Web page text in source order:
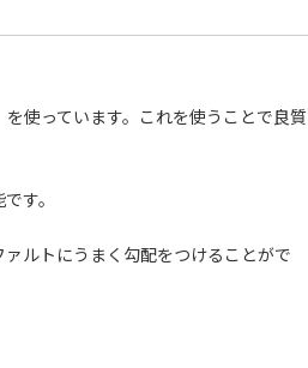
使っています。これを使うことで良質
す。
ルトにうまく勾配をつけることがで